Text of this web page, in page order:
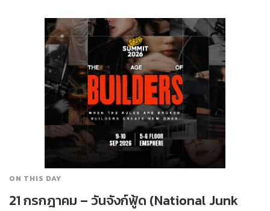
ON THIS DAY
21 กรกฎาคม – วันจังก์ฟู้ด (National Junk